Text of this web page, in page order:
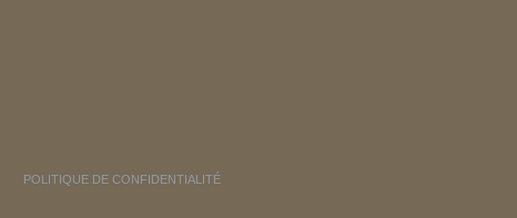
POLITIQUE DE CONFIDENTIALITÉ